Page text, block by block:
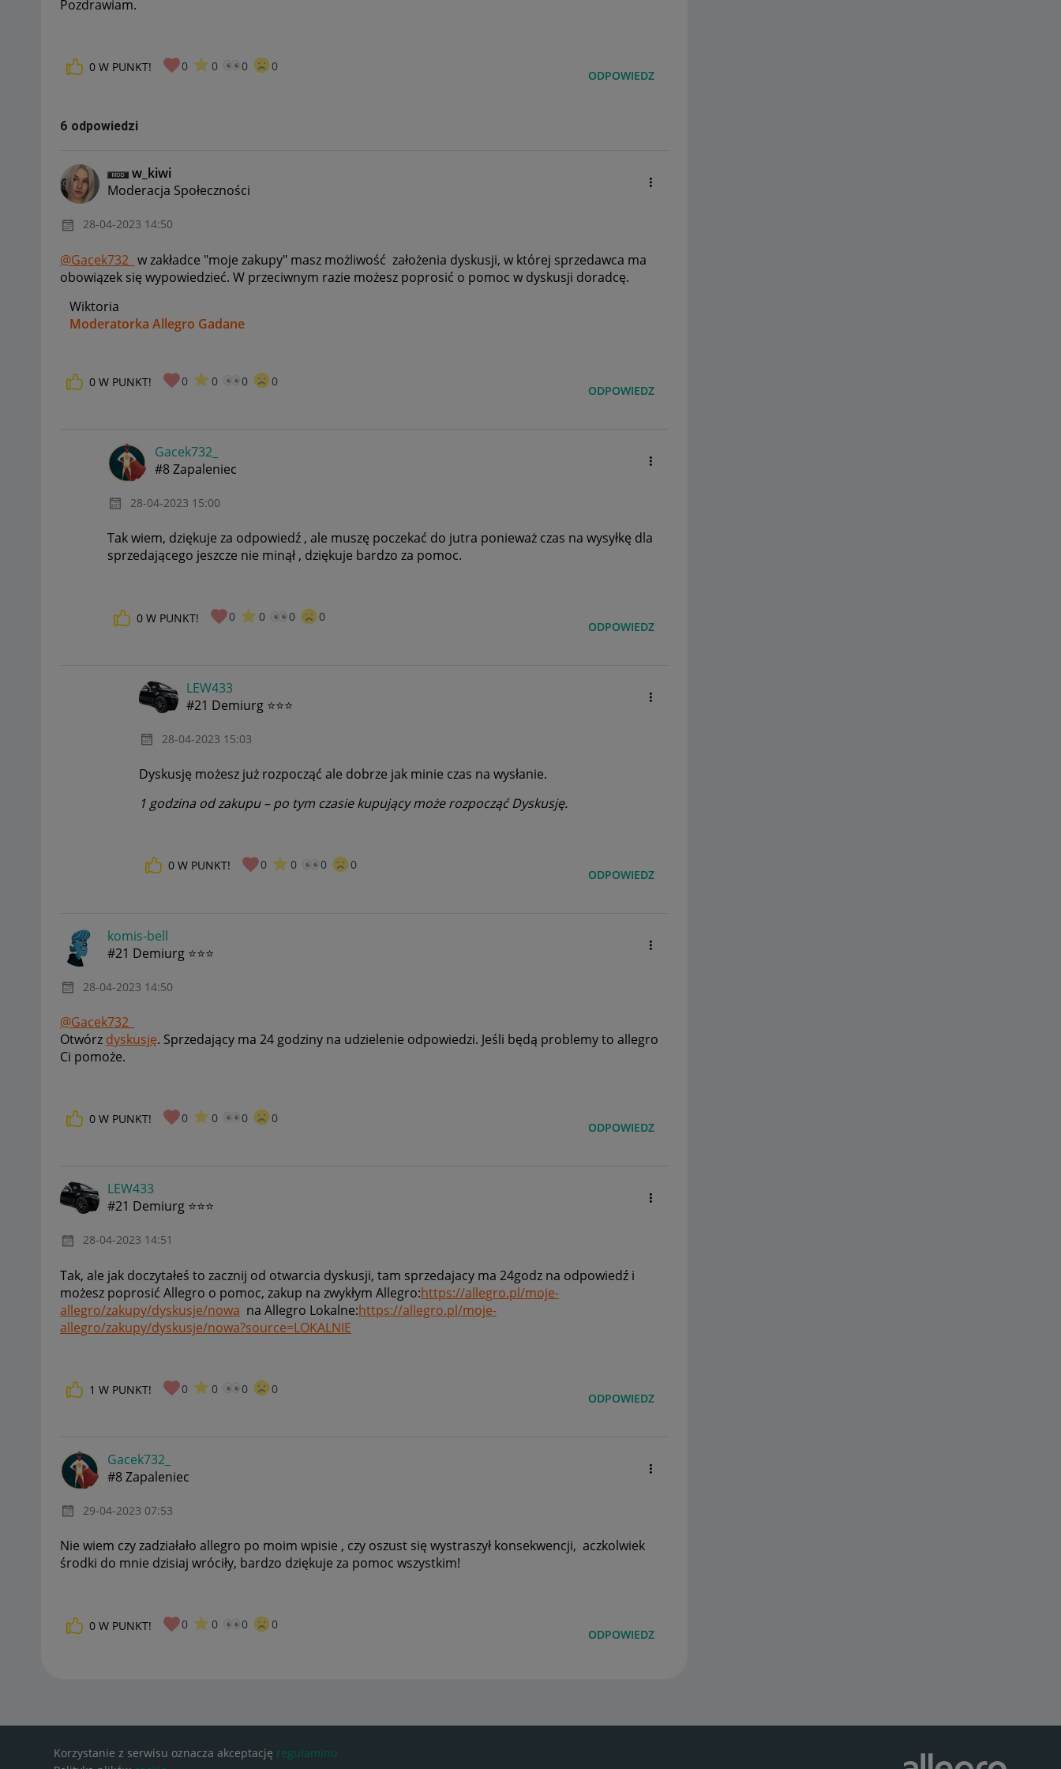
Pozdrawiam.
0 W PUNKT! 0 0 0 0
ODPOWIEDZ
6 odpowiedzi
w_kiwi
Moderacja Społeczności
‎28-04-2023 14:50
@Gacek732_ w zakładce "moje zakupy" masz możliwość założenia dyskusji, w której sprzedawca ma
obowiązek się wypowiedzieć. W przeciwnym razie możesz poprosić o pomoc w dyskusji doradcę.
Wiktoria
Moderatorka Allegro Gadane
0 W PUNKT! 0 0 0 0
ODPOWIEDZ
Gacek732_
#8 Zapaleniec
‎28-04-2023 15:00
Tak wiem, dziękuje za odpowiedź , ale muszę poczekać do jutra ponieważ czas na wysyłkę dla
sprzedającego jeszcze nie minął , dziękuje bardzo za pomoc.
0 W PUNKT! 0 0 0 0
ODPOWIEDZ
LEW433
#21 Demiurg ⭐⭐⭐
‎28-04-2023 15:03
Dyskusję możesz już rozpocząć ale dobrze jak minie czas na wysłanie.
1 godzina od zakupu – po tym czasie kupujący może rozpocząć Dyskusję.
0 W PUNKT! 0 0 0 0
ODPOWIEDZ
komis-bell
#21 Demiurg ⭐⭐⭐
‎28-04-2023 14:50
@Gacek732_
Otwórz dyskusję. Sprzedający ma 24 godziny na udzielenie odpowiedzi. Jeśli będą problemy to allegro
Ci pomoże.
0 W PUNKT! 0 0 0 0
ODPOWIEDZ
LEW433
#21 Demiurg ⭐⭐⭐
‎28-04-2023 14:51
Tak, ale jak doczytałeś to zacznij od otwarcia dyskusji, tam sprzedajacy ma 24godz na odpowiedź i
możesz poprosić Allegro o pomoc, zakup na zwykłym Allegro:https://allegro.pl/moje-
allegro/zakupy/dyskusje/nowa na Allegro Lokalne:https://allegro.pl/moje-
allegro/zakupy/dyskusje/nowa?source=LOKALNIE
1 W PUNKT! 0 0 0 0
ODPOWIEDZ
Gacek732_
#8 Zapaleniec
‎29-04-2023 07:53
Nie wiem czy zadziałało allegro po moim wpisie , czy oszust się wystraszył konsekwencji, aczkolwiek
środki do mnie dzisiaj wróciły, bardzo dziękuje za pomoc wszystkim!
0 W PUNKT! 0 0 0 0
ODPOWIEDZ
Korzystanie z serwisu oznacza akceptację regulaminu